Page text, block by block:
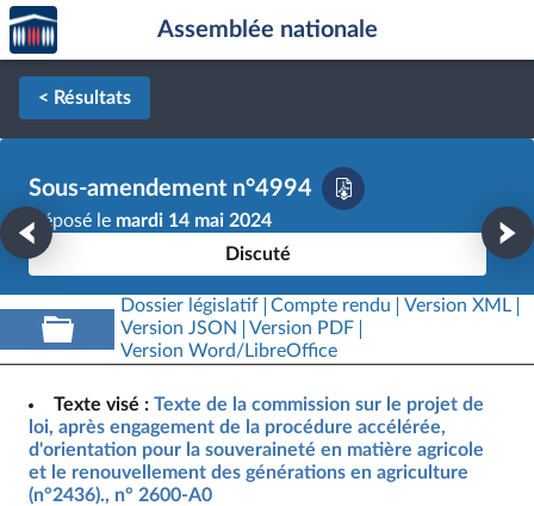
Aller au contenu
Aller en bas de la page
Accèder
à la
page
d'accueil
Assemblée nationale
< Résultats
Sous-amendement n°4994
Déposé le mardi 14 mai 2024
Discuté
Dossier législatif Compte rendu
Version XML
Version JSON
Version PDF
Version Word/LibreOffice
Texte visé : Texte de la commission sur le projet de
loi, après engagement de la procédure accélérée,
d'orientation pour la souveraineté en matière agricole
et le renouvellement des générations en agriculture
(n°2436)., n° 2600-A0